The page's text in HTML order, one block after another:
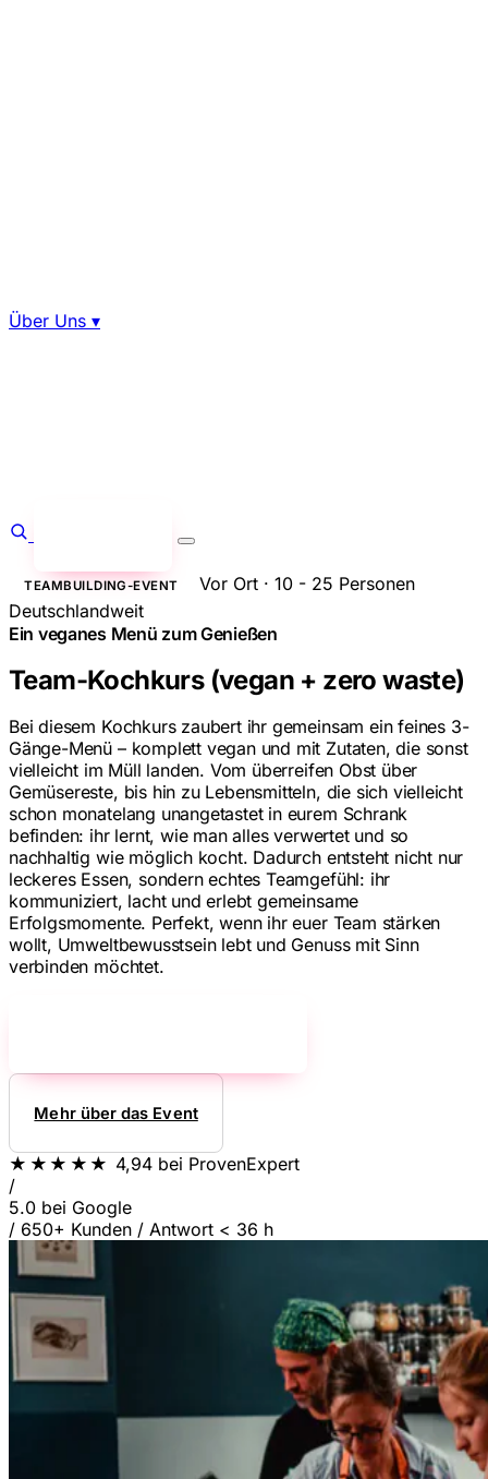
Über Uns ▾
TEAMBUILDING-EVENT
Vor Ort · 10 - 25 Personen
Deutschlandweit
Ein veganes Menü zum Genießen
Team-Kochkurs (vegan + zero waste)
Bei diesem Kochkurs zaubert ihr gemeinsam ein feines 3-
Gänge-Menü – komplett vegan und mit Zutaten, die sonst
vielleicht im Müll landen. Vom überreifen Obst über
Gemüsereste, bis hin zu Lebensmitteln, die sich vielleicht
schon monatelang unangetastet in eurem Schrank
befinden: ihr lernt, wie man alles verwertet und so
nachhaltig wie möglich kocht. Dadurch entsteht nicht nur
leckeres Essen, sondern echtes Teamgefühl: ihr
kommuniziert, lacht und erlebt gemeinsame
Erfolgsmomente. Perfekt, wenn ihr euer Team stärken
wollt, Umweltbewusstsein lebt und Genuss mit Sinn
verbinden möchtet.
Mehr über das Event
★★★★★ 4,94 bei ProvenExpert
/
5.0 bei Google
/ 650+ Kunden / Antwort < 36 h